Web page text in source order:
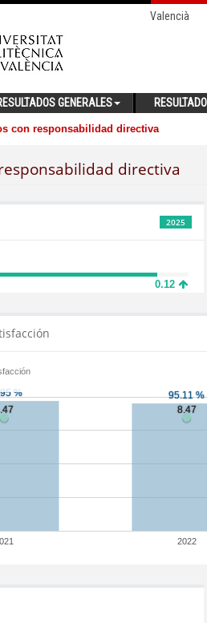
Valencià
GENERALES
con responsabilidad directiva
directiva
2025
0.12
2022